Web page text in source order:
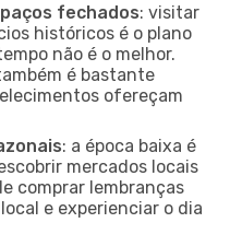
fechados: visitar
históricos é o plano
não é o melhor.
é bastante
ofereçam
: a época baixa é
mercados locais
comprar lembranças
e experienciar o dia